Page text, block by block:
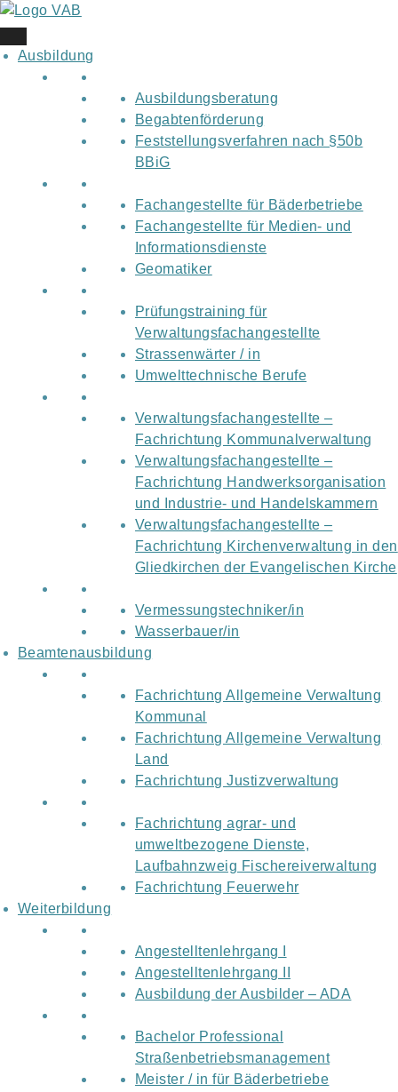
Skip
to
content
Ausbildung
Ausbildungsberatung
Begabtenförderung
Feststellungsverfahren nach §50b
BBiG
Fachangestellte für Bäderbetriebe
Fachangestellte für Medien- und
Informationsdienste
Geomatiker
Prüfungstraining für
Verwaltungsfachangestellte
Strassenwärter / in
Umwelttechnische Berufe
Verwaltungsfachangestellte –
Fachrichtung Kommunalverwaltung
Verwaltungsfachangestellte –
Fachrichtung Handwerksorganisation
und Industrie- und Handelskammern
Verwaltungsfachangestellte –
Fachrichtung Kirchenverwaltung in den
Gliedkirchen der Evangelischen Kirche
Vermessungstechniker/in
Wasserbauer/in
Beamtenausbildung
Fachrichtung Allgemeine Verwaltung
Kommunal
Fachrichtung Allgemeine Verwaltung
Land
Fachrichtung Justizverwaltung
Fachrichtung agrar- und
umweltbezogene Dienste,
Laufbahnzweig Fischereiverwaltung
Fachrichtung Feuerwehr
Weiterbildung
Angestelltenlehrgang I
Angestelltenlehrgang II
Ausbildung der Ausbilder – ADA
Bachelor Professional
Straßenbetriebsmanagement
Meister / in für Bäderbetriebe